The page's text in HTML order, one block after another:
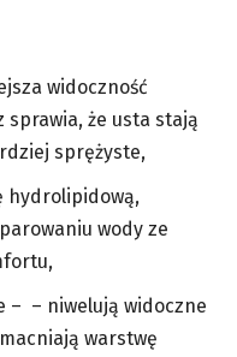
widoczność
że usta stają
sprężyste,
hydrolipidową,
wody ze
– – niwelują widoczne
warstwę